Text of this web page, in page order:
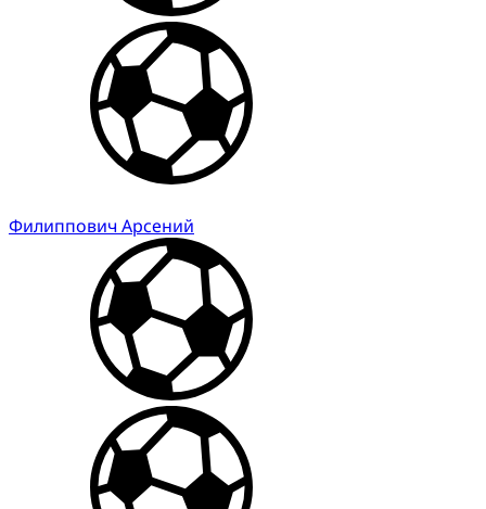
Филиппович Арсений